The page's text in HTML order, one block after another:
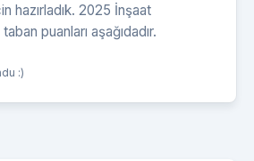
hazırladık. 2025 İnşaat
puanları aşağıdadır.
:)